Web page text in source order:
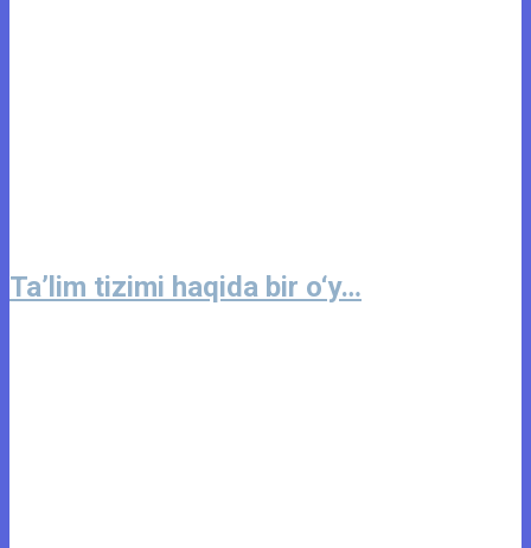
Ta’lim tizimi haqida bir o‘y…